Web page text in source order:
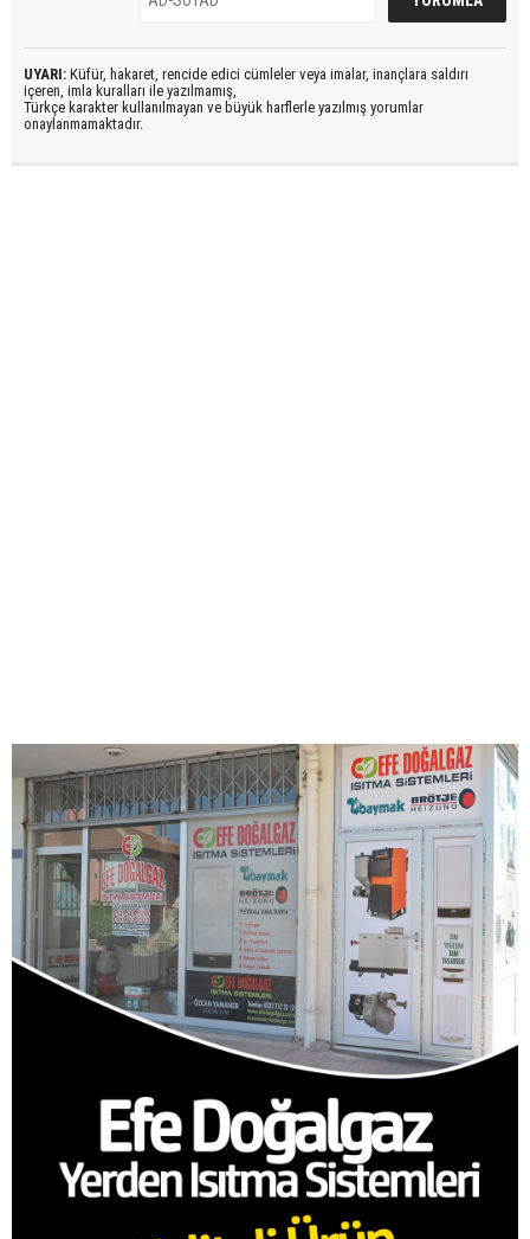
UYARI: Küfür, hakaret, rencide edici cümleler veya imalar, inançlara saldırı
içeren, imla kuralları ile yazılmamış,
Türkçe karakter kullanılmayan ve büyük harflerle yazılmış yorumlar
onaylanmamaktadır.